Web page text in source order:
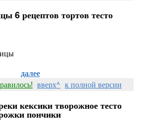
6 рецептов тортов тесто
далее
вверх^ к полной версии
кексики творожное тесто
пончики